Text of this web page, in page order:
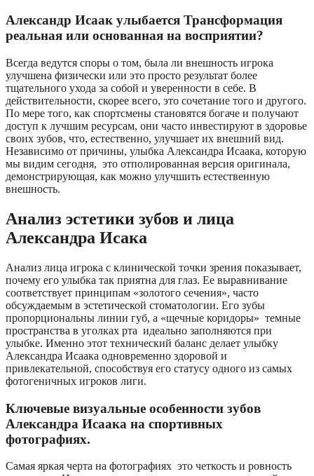
Александр Исаак улыбается Трансформация
реальная или основанная на восприятии?
Всегда ведутся споры о том, была ли внешность игрока
улучшена физически или это просто результат более
тщательного ухода за собой и уверенности в себе. В
действительности, скорее всего, это сочетание того и другого.
По мере того, как спортсмены становятся богаче и получают
доступ к лучшим ресурсам, они часто инвестируют в здоровье
своих зубов, что, естественно, улучшает их внешний вид.
Независимо от причины, улыбка Александра Исаака, которую
мы видим сегодня, это отполированная версия оригинала,
демонстрирующая, как можно улучшить естественную
внешность.
Анализ эстетики зубов и лица
Александра Исака
Анализ лица игрока с клинической точки зрения показывает,
почему его улыбка так приятна для глаз. Ее выравнивание
соответствует принципам «золотого сечения», часто
обсуждаемым в эстетической стоматологии. Его зубы
пропорциональны линии губ, а «щечные коридоры» темные
пространства в уголках рта идеально заполняются при
улыбке. Именно этот технический баланс делает улыбку
Александра Исаака одновременно здоровой и
привлекательной, способствуя его статусу одного из самых
фотогеничных игроков лиги.
Ключевые визуальные особенности зубов
Александра Исаака на спортивных
фотографиях.
Самая яркая черта на фотографиях это четкость и ровность